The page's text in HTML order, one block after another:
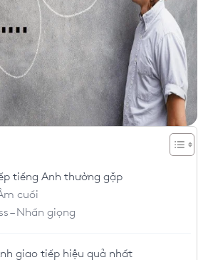
tiếng Anh thường gặp
cuối
– Nhấn giọng
giao tiếp hiệu quả nhất